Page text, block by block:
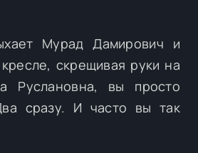
Мурад Дамирович и
скрещивая руки на
Руслановна, вы просто
сразу. И часто вы так